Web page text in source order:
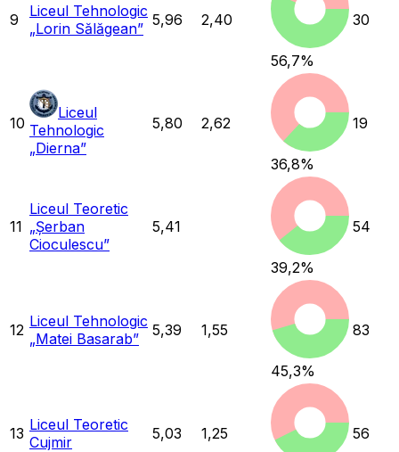
9
Liceul Tehnologic
„Lorin Sălăgean” 5,96 2,40
56,7%
30
10
Liceul
Tehnologic
„Dierna”
5,80 2,62
36,8%
19
11
Liceul Teoretic
„Șerban
Cioculescu”
5,41
39,2%
54
12 Liceul Tehnologic
„Matei Basarab”
5,39 1,55
45,3%
83
13 Liceul Teoretic
Cujmir
5,03 1,25 56